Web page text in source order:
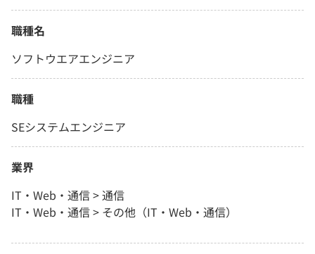
職種名
ソフトウエアエンジニア
職種
SEシステムエンジニア
業界
IT・Web・通信 > 通信
IT・Web・通信 > その他（IT・Web・通信）